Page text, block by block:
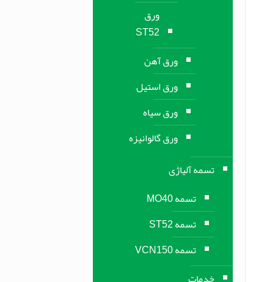
ورق
ST52
ورق آهن
ورق استیل
ورق سیاه
ورق گالوانیزه
تسمه آلیاژی
تسمه MO40
تسمه ST52
تسمه VCN150